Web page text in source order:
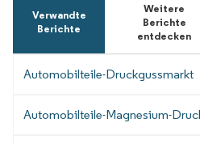
Verwandte
Berichte
Weitere
Berichte
entdecken
Automobilteile-Druckgussmarkt
Automobilteile-Magnesium-